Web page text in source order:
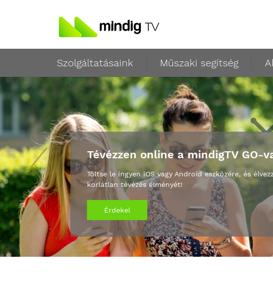
Szolgáltatásaink Műszaki segítség
Tévézzen online a mindigTV GO-
Töltse le ingyen iOS vagy Android eszközére, és
korlátlan tévézés élményét!
Érdekel